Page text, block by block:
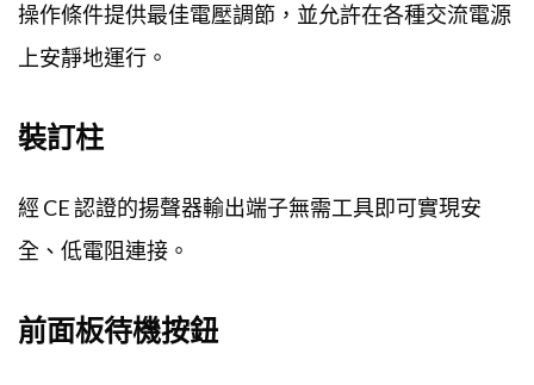
操作條件提供最佳電壓調節，並允許在各種交流電源
上安靜地運行。
裝訂柱
經 CE 認證的揚聲器輸出端子無需工具即可實現安
全、低電阻連接。
前面板待機按鈕